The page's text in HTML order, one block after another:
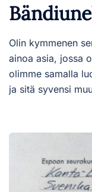
Olin kymmenen
ainoa asia, jossa
olimme samalla
ja sitä syvensi